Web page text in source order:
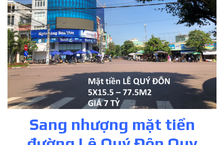
Sang nhượng mặt tiền